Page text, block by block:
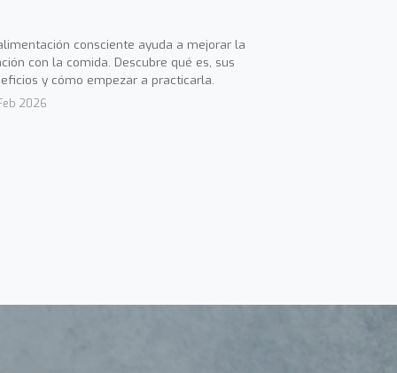
consciente ayuda a mejorar la
con la comida. Descubre qué es, sus
y cómo empezar a practicarla.
2026